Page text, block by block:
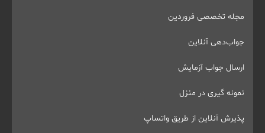
مجله تخصصی فروردین
جواب‌دهی آنلاین
ارسال جواب آزمایش
نمونه گیری در منزل
پذیرش آنلاین از طریق واتساپ